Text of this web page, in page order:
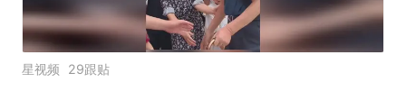
星视频 29跟贴